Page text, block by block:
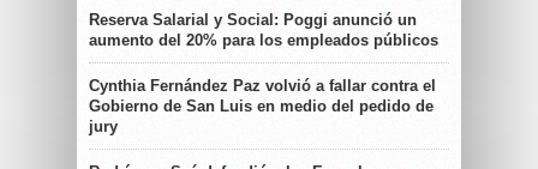
Reserva Salarial y Social: Poggi anunció un
aumento del 20% para los empleados públicos
Cynthia Fernández Paz volvió a fallar contra el
Gobierno de San Luis en medio del pedido de
jury